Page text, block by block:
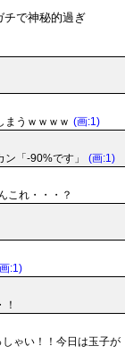
チで神秘的過ぎ
まうｗｗｗｗ (画:1)
「-90%です」
(画:1)
これ・・・？
:1)
ゃい！！今日は玉子が